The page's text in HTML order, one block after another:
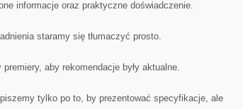
informacje oraz praktyczne doświadczenie.
staramy się tłumaczyć prosto.
aby rekomendacje były aktualne.
tylko po to, by prezentować specyfikacje, ale